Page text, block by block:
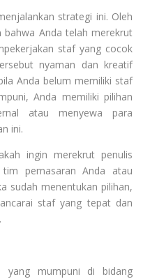
strategi ini. Oleh
bahwa Anda telah merekrut
staf yang cocok
nyaman dan kreatif
Anda belum memiliki staf
Anda memiliki pilihan
atau menyewa para
ini.
ingin merekrut penulis
pemasaran Anda atau
sudah menentukan pilihan,
staf yang tepat dan
yang mumpuni di bidang